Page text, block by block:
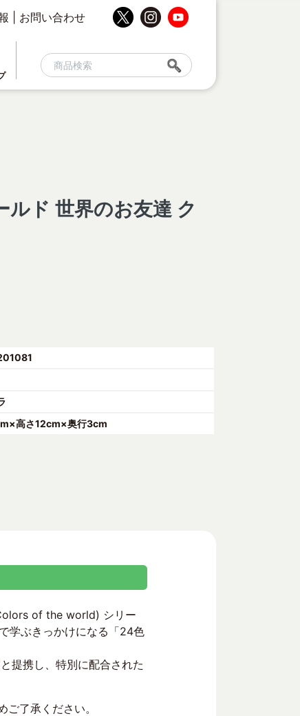
お問い合わせ
ルド 世界のお友達 ク
高さ12cm×奥行3cm
of the world) シリー
学ぶきっかけになる「24色
提携し、特別に配合された
了承ください。